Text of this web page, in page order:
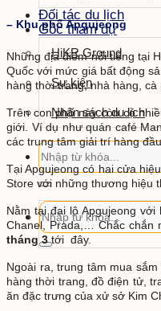
Đối tác du lịch
Góc tham dự
HiKR Ground
Sự kiện
Nhận sách du lịch
– Khu phố Apgujeong
Những địa điểm nổi tiếng tại
Quốc với mức giá bất động
hàng thời trang, nhà hàng, cà
Trên con phố này còn có
giới. Ví dụ như quán café
các trung tâm giải trí hàng
Tại Apgujeong có hai cửa
Store với những thương hiệu
Nằm tại đại lộ Apgujeong
Chanel, Prada,… Chắc chắn
tháng 3tới đây.
Ngoài ra, trung tâm mua
hàng thời trang, đồ điện tử,
ăn đặc trưng của xử sở Kim